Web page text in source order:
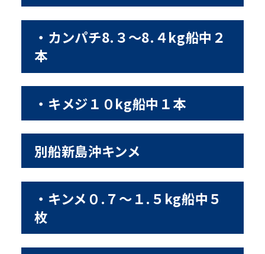
・カンパチ8.３〜8.４kg船中２
本
・キメジ１０kg船中１本
別船新島沖キンメ
・キンメ０.７〜１.５kg船中５
枚